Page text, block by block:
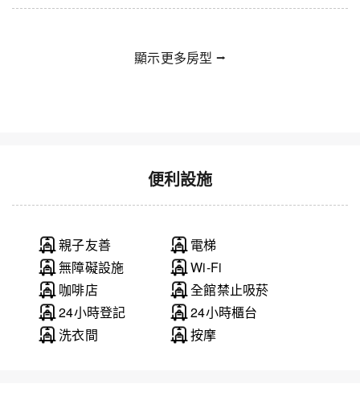
顯示更多房型 ⭢
便利設施
親子友善
電梯
無障礙設施
Wi-Fi
咖啡店
全館禁止吸菸
24小時登記
24小時櫃台
洗衣間
按摩